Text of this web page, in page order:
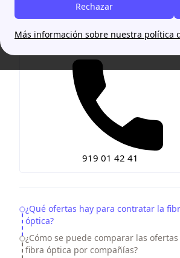
Rechazar
Más información sobre nuestra política
Te ayudamos gratis
919 01 42 41
Table of Contents
¿Qué ofertas hay para contratar la
óptica?
¿Cómo se puede comparar las
fibra óptica por compañías?